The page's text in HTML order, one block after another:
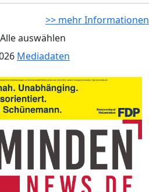
>> mehr Informationen
Alle auswählen
Mediadaten